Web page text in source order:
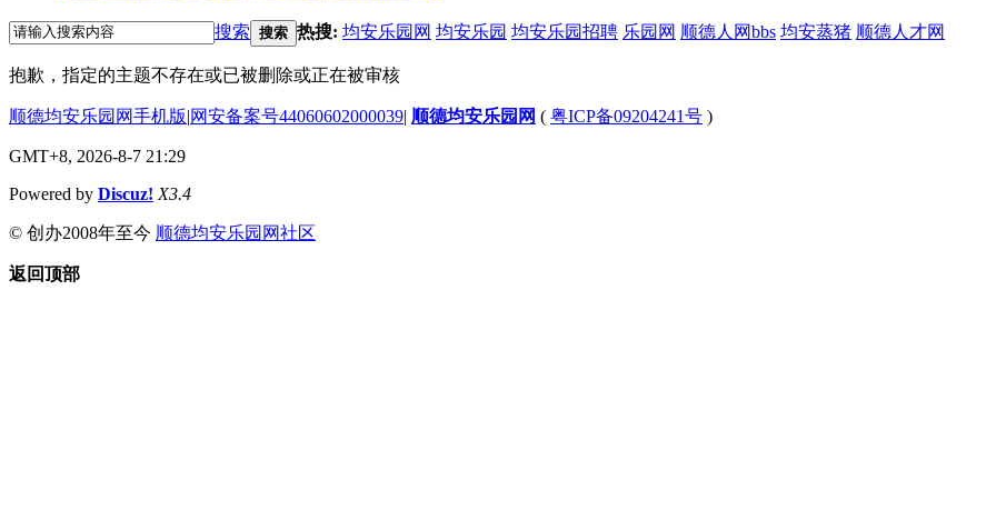
搜索 搜索 热搜: 均安乐园网 均安乐园 均安乐园招聘 乐园网 顺德人网bbs 均安蒸猪 顺德人才网
抱歉，指定的主题不存在或已被删除或正在被审核
顺德均安乐园网手机版|网安备案号44060602000039| 顺德均安乐园网 ( 粤ICP备09204241号 )
GMT+8, 2026-8-7 21:29
Powered by Discuz! X3.4
© 创办2008年至今 顺德均安乐园网社区
返回顶部